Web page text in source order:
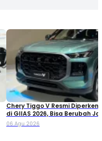
Chery Tiggo V Resmi
di GIIAS 2026, Bisa Berubah
Double Cabin
06 Agu 2026